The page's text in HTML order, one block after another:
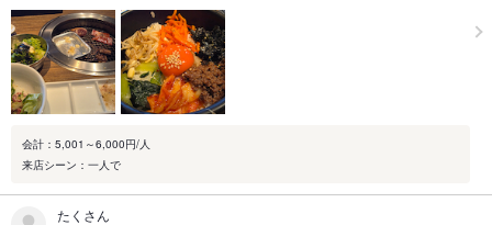
会計：5,001～6,000円/人
来店シーン：一人で
たくさん